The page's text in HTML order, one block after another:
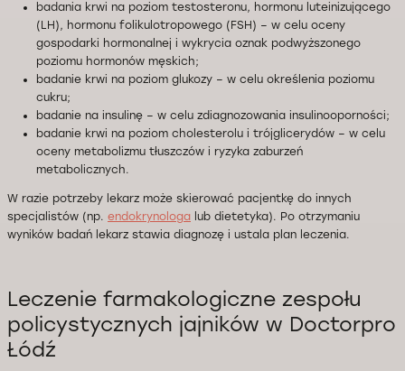
badania krwi na poziom testosteronu, hormonu luteinizującego
(LH), hormonu folikulotropowego (FSH) – w celu oceny
gospodarki hormonalnej i wykrycia oznak podwyższonego
poziomu hormonów męskich;
badanie krwi na poziom glukozy – w celu określenia poziomu
cukru;
badanie na insulinę – w celu zdiagnozowania insulinooporności;
badanie krwi na poziom cholesterolu i trójglicerydów – w celu
oceny metabolizmu tłuszczów i ryzyka zaburzeń
metabolicznych.
W razie potrzeby lekarz może skierować pacjentkę do innych
specjalistów (np. endokrynologa lub dietetyka). Po otrzymaniu
wyników badań lekarz stawia diagnozę i ustala plan leczenia.
Leczenie farmakologiczne zespołu
policystycznych jajników w Doctorpro
Łódź